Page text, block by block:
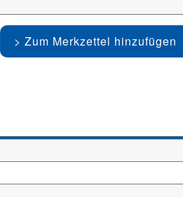
Zum Merkzettel hinzufügen